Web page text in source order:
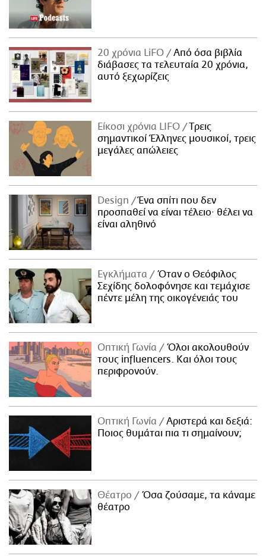
20 χρόνια LiFO
Από όσα βιβλία
διάβασες τα τελευταία 20 χρόνια,
αυτό ξεχωρίζεις
Είκοσι χρόνια LIFO
Tρεις
σημαντικοί Έλληνες μουσικοί, τρεις
μεγάλες απώλειες
Design
Ένα σπίτι που δεν
προσπαθεί να είναι τέλειο· θέλει να
είναι αληθινό
Εγκλήματα
Όταν ο Θεόφιλος
Σεχίδης δολοφόνησε και τεμάχισε
πέντε μέλη της οικογένειάς του
Οπτική Γωνία
Όλοι ακολουθούν
τους influencers. Και όλοι τους
περιφρονούν.
Οπτική Γωνία
Αριστερά και δεξιά:
Ποιος θυμάται πια τι σημαίνουν;
Θέατρο
Όσα ζούσαμε, τα κάναμε
θέατρο